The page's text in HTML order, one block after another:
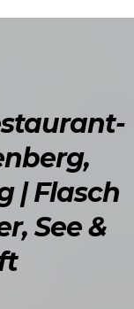
| Flasch
See &